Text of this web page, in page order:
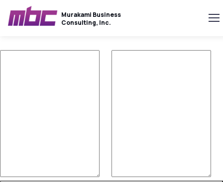
Murakami Business
Consulting, Inc.